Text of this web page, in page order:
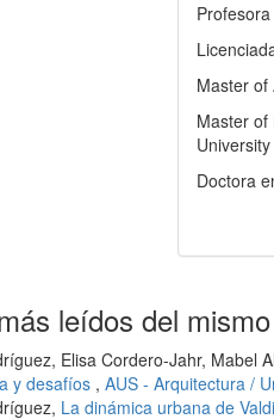
Master of
Master of
Doctora
leídos del
Elisa Cordero-Jahr, Mabel
y desafíos , AUS - Arquitectura /
La dinámica urbana de